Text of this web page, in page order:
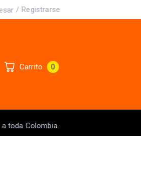
/ Registrarse
Carrito 0
a toda Colombia.